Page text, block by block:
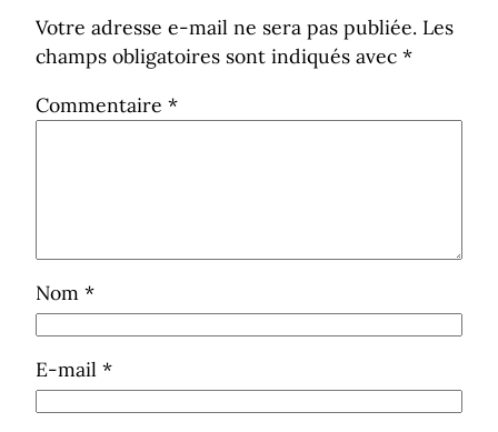
Votre adresse e-mail ne sera pas publiée. Les
champs obligatoires sont indiqués avec *
Commentaire *
Nom *
E-mail *